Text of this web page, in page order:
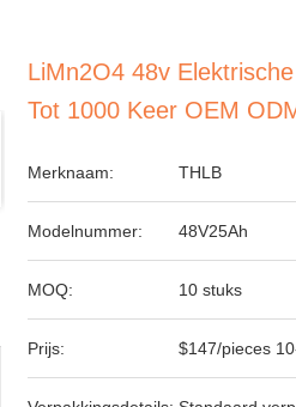
LiMn2O4 48v
Tot 1000 Keer OEM
Merknaam: THLB
Modelnummer: 48V25Ah
MOQ: 10 stuks
Prijs: $147/pieces